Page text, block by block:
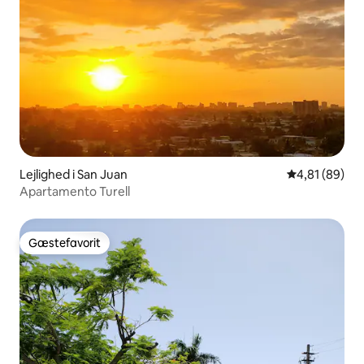
Lejlighed i San Juan 4,81 ud af 5 i
4,81 (89)
Apartamento Turell
Gæstefavorit
Gæstefavorit